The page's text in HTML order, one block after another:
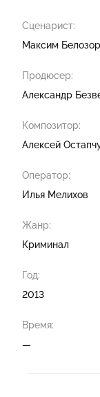
Сценарист:
Максим Белозор
Продюсер:
Александр
Композитор:
Алексей
Оператор:
Илья Мелихов
Жанр:
Криминал
Год:
2013
Время:
—